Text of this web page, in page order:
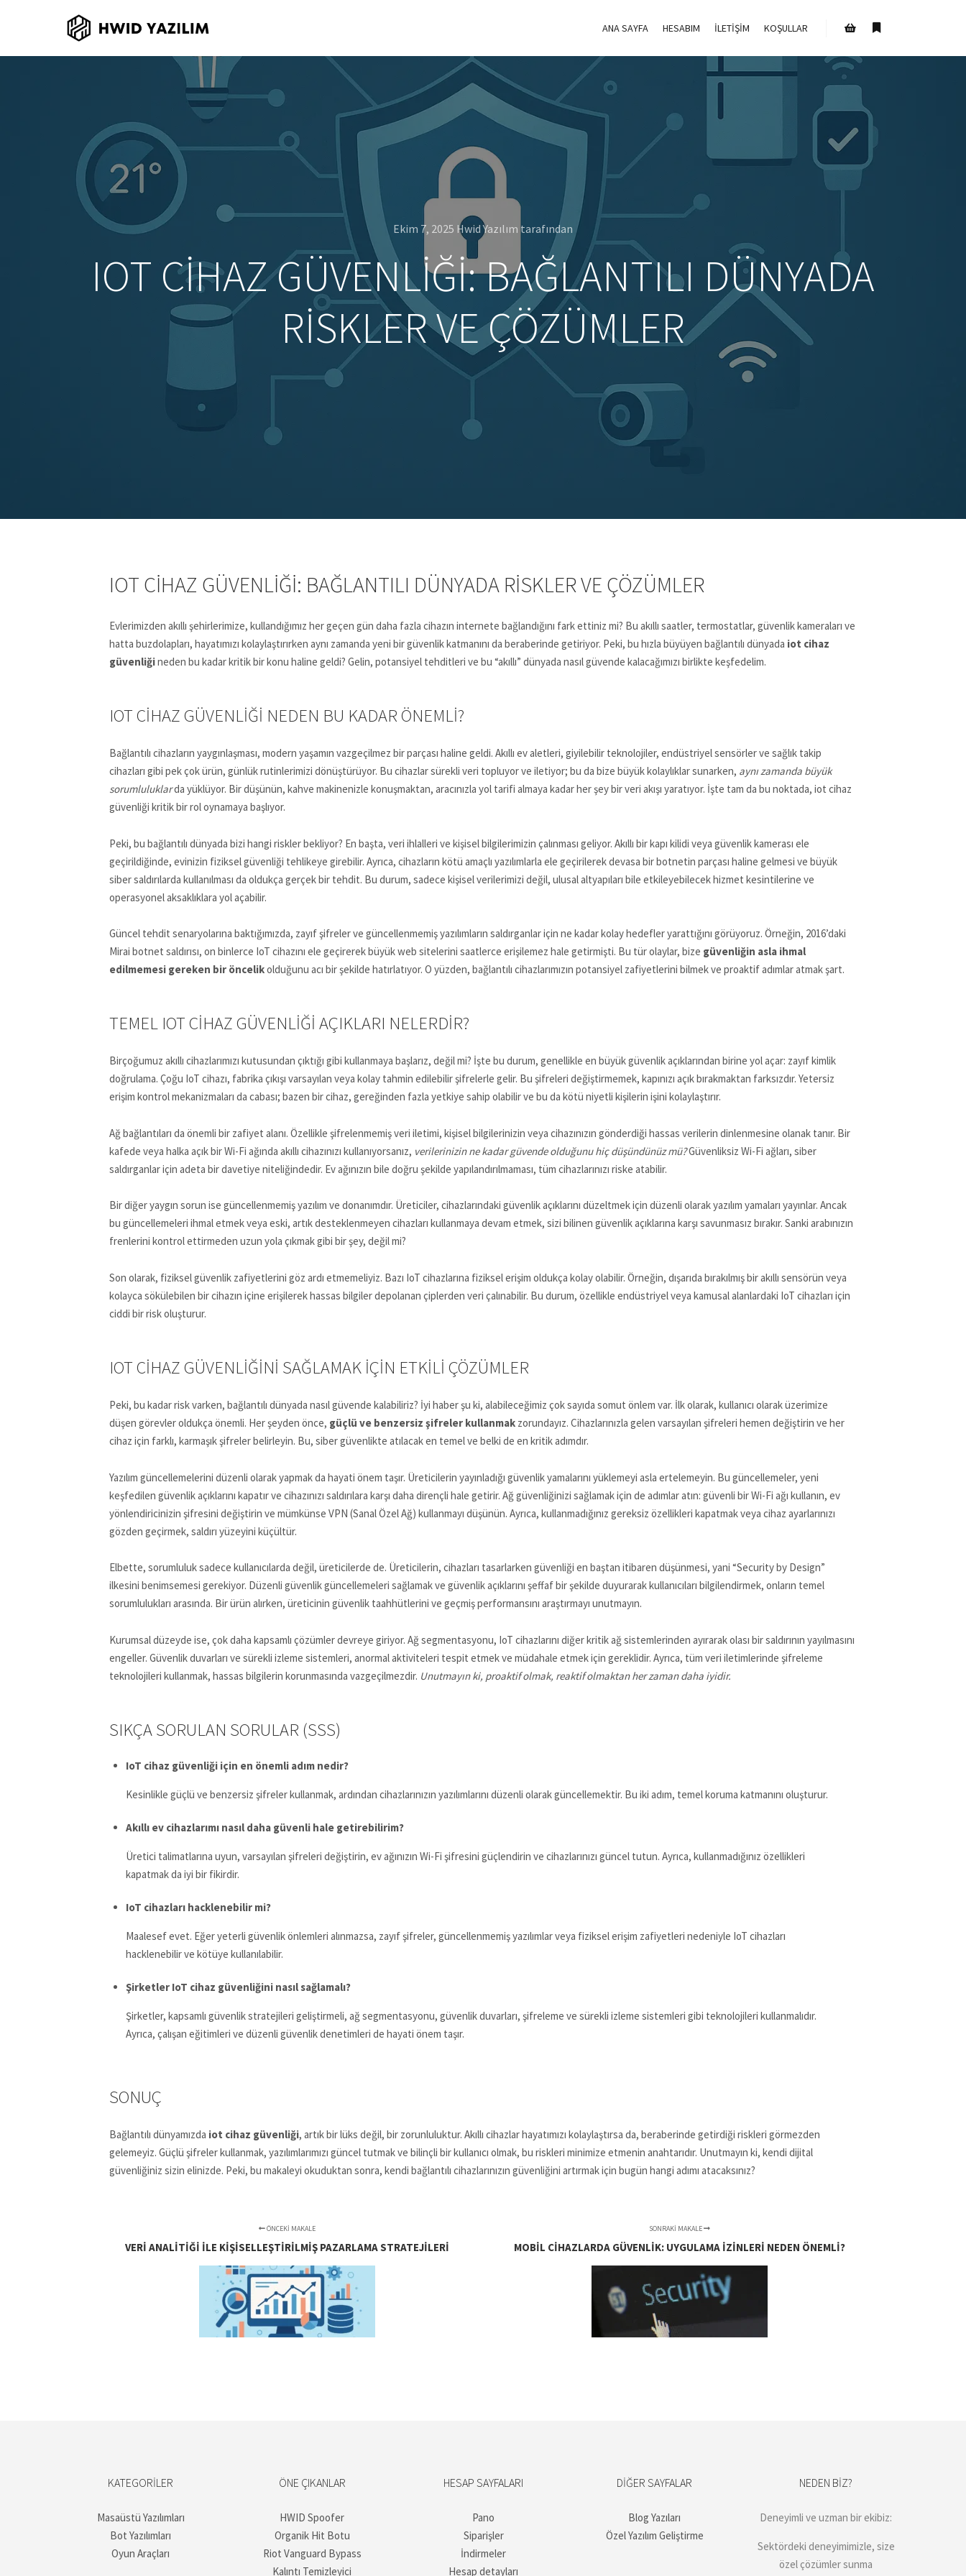
ANA SAYFA HESABIM İLETIŞIM KOŞULLAR
Ekim 7, 2025 Hwid Yazılım tarafından
IOT CIHAZ GÜVENLIĞI: BAĞLANTILI DÜNYADA
RISKLER VE ÇÖZÜMLER
IOT CIHAZ GÜVENLIĞI: BAĞLANTILI DÜNYADA RISKLER VE ÇÖZÜMLER
Evlerimizden akıllı şehirlerimize, kullandığımız her geçen gün daha fazla cihazın internete bağlandığını fark ettiniz mi? Bu akıllı saatler, termostatlar, güvenlik kameraları ve
hatta buzdolapları, hayatımızı kolaylaştırırken aynı zamanda yeni bir güvenlik katmanını da beraberinde getiriyor. Peki, bu hızla büyüyen bağlantılı dünyada iot cihaz
güvenliğineden bu kadar kritik bir konu haline geldi? Gelin, potansiyel tehditleri ve bu “akıllı” dünyada nasıl güvende kalacağımızı birlikte keşfedelim.
IOT CIHAZ GÜVENLIĞI NEDEN BU KADAR ÖNEMLI?
Bağlantılı cihazların yaygınlaşması, modern yaşamın vazgeçilmez bir parçası haline geldi. Akıllı ev aletleri, giyilebilir teknolojiler, endüstriyel sensörler ve sağlık takip
cihazları gibi pek çok ürün, günlük rutinlerimizi dönüştürüyor. Bu cihazlar sürekli veri topluyor ve iletiyor; bu da bize büyük kolaylıklar sunarken, aynı zamanda büyük
sorumluluklarda yüklüyor. Bir düşünün, kahve makinenizle konuşmaktan, aracınızla yol tarifi almaya kadar her şey bir veri akışı yaratıyor. İşte tam da bu noktada, iot cihaz
güvenliği kritik bir rol oynamaya başlıyor.
Peki, bu bağlantılı dünyada bizi hangi riskler bekliyor? En başta, veri ihlalleri ve kişisel bilgilerimizin çalınması geliyor. Akıllı bir kapı kilidi veya güvenlik kamerası ele
geçirildiğinde, evinizin fiziksel güvenliği tehlikeye girebilir. Ayrıca, cihazların kötü amaçlı yazılımlarla ele geçirilerek devasa bir botnetin parçası haline gelmesi ve büyük
siber saldırılarda kullanılması da oldukça gerçek bir tehdit. Bu durum, sadece kişisel verilerimizi değil, ulusal altyapıları bile etkileyebilecek hizmet kesintilerine ve
operasyonel aksaklıklara yol açabilir.
Güncel tehdit senaryolarına baktığımızda, zayıf şifreler ve güncellenmemiş yazılımların saldırganlar için ne kadar kolay hedefler yarattığını görüyoruz. Örneğin, 2016’daki
Mirai botnet saldırısı, on binlerce IoT cihazını ele geçirerek büyük web sitelerini saatlerce erişilemez hale getirmişti. Bu tür olaylar, bize güvenliğin asla ihmal
edilmemesi gereken bir öncelikolduğunu acı bir şekilde hatırlatıyor. O yüzden, bağlantılı cihazlarımızın potansiyel zafiyetlerini bilmek ve proaktif adımlar atmak şart.
TEMEL IOT CIHAZ GÜVENLIĞI AÇIKLARI NELERDIR?
Birçoğumuz akıllı cihazlarımızı kutusundan çıktığı gibi kullanmaya başlarız, değil mi? İşte bu durum, genellikle en büyük güvenlik açıklarından birine yol açar: zayıf kimlik
doğrulama. Çoğu IoT cihazı, fabrika çıkışı varsayılan veya kolay tahmin edilebilir şifrelerle gelir. Bu şifreleri değiştirmemek, kapınızı açık bırakmaktan farksızdır. Yetersiz
erişim kontrol mekanizmaları da cabası; bazen bir cihaz, gereğinden fazla yetkiye sahip olabilir ve bu da kötü niyetli kişilerin işini kolaylaştırır.
Ağ bağlantıları da önemli bir zafiyet alanı. Özellikle şifrelenmemiş veri iletimi, kişisel bilgilerinizin veya cihazınızın gönderdiği hassas verilerin dinlenmesine olanak tanır. Bir
kafede veya halka açık bir Wi-Fi ağında akıllı cihazınızı kullanıyorsanız, verilerinizin ne kadar güvende olduğunu hiç düşündünüz mü?Güvenliksiz Wi-Fi ağları, siber
saldırganlar için adeta bir davetiye niteliğindedir. Ev ağınızın bile doğru şekilde yapılandırılmaması, tüm cihazlarınızı riske atabilir.
Bir diğer yaygın sorun ise güncellenmemiş yazılım ve donanımdır. Üreticiler, cihazlarındaki güvenlik açıklarını düzeltmek için düzenli olarak yazılım yamaları yayınlar. Ancak
bu güncellemeleri ihmal etmek veya eski, artık desteklenmeyen cihazları kullanmaya devam etmek, sizi bilinen güvenlik açıklarına karşı savunmasız bırakır. Sanki arabınızın
frenlerini kontrol ettirmeden uzun yola çıkmak gibi bir şey, değil mi?
Son olarak, fiziksel güvenlik zafiyetlerini göz ardı etmemeliyiz. Bazı IoT cihazlarına fiziksel erişim oldukça kolay olabilir. Örneğin, dışarıda bırakılmış bir akıllı sensörün veya
kolayca sökülebilen bir cihazın içine erişilerek hassas bilgiler depolanan çiplerden veri çalınabilir. Bu durum, özellikle endüstriyel veya kamusal alanlardaki IoT cihazları için
ciddi bir risk oluşturur.
IOT CIHAZ GÜVENLIĞINI SAĞLAMAK İÇIN ETKILI ÇÖZÜMLER
Peki, bu kadar risk varken, bağlantılı dünyada nasıl güvende kalabiliriz? İyi haber şu ki, alabileceğimiz çok sayıda somut önlem var. İlk olarak, kullanıcı olarak üzerimize
düşen görevler oldukça önemli. Her şeyden önce, güçlü ve benzersiz şifreler kullanmak zorundayız. Cihazlarınızla gelen varsayılan şifreleri hemen değiştirin ve her
cihaz için farklı, karmaşık şifreler belirleyin. Bu, siber güvenlikte atılacak en temel ve belki de en kritik adımdır.
Yazılım güncellemelerini düzenli olarak yapmak da hayati önem taşır. Üreticilerin yayınladığı güvenlik yamalarını yüklemeyi asla ertelemeyin. Bu güncellemeler, yeni
keşfedilen güvenlik açıklarını kapatır ve cihazınızı saldırılara karşı daha dirençli hale getirir. Ağ güvenliğinizi sağlamak için de adımlar atın: güvenli bir Wi-Fi ağı kullanın, ev
yönlendiricinizin şifresini değiştirin ve mümkünse VPN (Sanal Özel Ağ) kullanmayı düşünün. Ayrıca, kullanmadığınız gereksiz özellikleri kapatmak veya cihaz ayarlarınızı
gözden geçirmek, saldırı yüzeyini küçültür.
Elbette, sorumluluk sadece kullanıcılarda değil, üreticilerde de. Üreticilerin, cihazları tasarlarken güvenliği en baştan itibaren düşünmesi, yani “Security by Design”
ilkesini benimsemesi gerekiyor. Düzenli güvenlik güncellemeleri sağlamak ve güvenlik açıklarını şeffaf bir şekilde duyurarak kullanıcıları bilgilendirmek, onların temel
sorumlulukları arasında. Bir ürün alırken, üreticinin güvenlik taahhütlerini ve geçmiş performansını araştırmayı unutmayın.
Kurumsal düzeyde ise, çok daha kapsamlı çözümler devreye giriyor. Ağ segmentasyonu, IoT cihazlarını diğer kritik ağ sistemlerinden ayırarak olası bir saldırının yayılmasını
engeller. Güvenlik duvarları ve sürekli izleme sistemleri, anormal aktiviteleri tespit etmek ve müdahale etmek için gereklidir. Ayrıca, tüm veri iletimlerinde şifreleme
teknolojileri kullanmak, hassas bilgilerin korunmasında vazgeçilmezdir. Unutmayın ki, proaktif olmak, reaktif olmaktan her zaman daha iyidir.
SIKÇA SORULAN SORULAR (SSS)
IoT cihaz güvenliği için en önemli adım nedir?
Kesinlikle güçlü ve benzersiz şifreler kullanmak, ardından cihazlarınızın yazılımlarını düzenli olarak güncellemektir. Bu iki adım, temel koruma katmanını oluşturur.
Akıllı ev cihazlarımı nasıl daha güvenli hale getirebilirim?
Üretici talimatlarına uyun, varsayılan şifreleri değiştirin, ev ağınızın Wi-Fi şifresini güçlendirin ve cihazlarınızı güncel tutun. Ayrıca, kullanmadığınız özellikleri
kapatmak da iyi bir fikirdir.
IoT cihazları hacklenebilir mi?
Maalesef evet. Eğer yeterli güvenlik önlemleri alınmazsa, zayıf şifreler, güncellenmemiş yazılımlar veya fiziksel erişim zafiyetleri nedeniyle IoT cihazları
hacklenebilir ve kötüye kullanılabilir.
Şirketler IoT cihaz güvenliğini nasıl sağlamalı?
Şirketler, kapsamlı güvenlik stratejileri geliştirmeli, ağ segmentasyonu, güvenlik duvarları, şifreleme ve sürekli izleme sistemleri gibi teknolojileri kullanmalıdır.
Ayrıca, çalışan eğitimleri ve düzenli güvenlik denetimleri de hayati önem taşır.
SONUÇ
Bağlantılı dünyamızda iot cihaz güvenliği, artık bir lüks değil, bir zorunluluktur. Akıllı cihazlar hayatımızı kolaylaştırsa da, beraberinde getirdiği riskleri görmezden
gelemeyiz. Güçlü şifreler kullanmak, yazılımlarımızı güncel tutmak ve bilinçli bir kullanıcı olmak, bu riskleri minimize etmenin anahtarıdır. Unutmayın ki, kendi dijital
güvenliğiniz sizin elinizde. Peki, bu makaleyi okuduktan sonra, kendi bağlantılı cihazlarınızın güvenliğini artırmak için bugün hangi adımı atacaksınız?
ÖNCEKI MAKALE
VERI ANALITIĞI ILE KIŞISELLEŞTIRILMIŞ PAZARLAMA STRATEJILERI
SONRAKI MAKALE
MOBIL CIHAZLARDA GÜVENLIK: UYGULAMA İZINLERI NEDEN ÖNEMLI?
KATEGORILER
Masaüstü Yazılımları
Bot Yazılımları
Oyun Araçları
ÖNE ÇIKANLAR
HWID Spoofer
Organik Hit Botu
Riot Vanguard Bypass
Kalıntı Temizleyici
HESAP SAYFALARI
Pano
Siparişler
İndirmeler
Hesap detayları
DIĞER SAYFALAR
Blog Yazıları
Özel Yazılım Geliştirme
NEDEN BIZ?
Deneyimli ve uzman bir ekibiz:
Sektördeki deneyimimizle, size
özel çözümler sunma